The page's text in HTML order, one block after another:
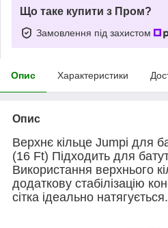
Що таке купити з Пром?
Замовлення під захистом
Опис Характеристики
Опис
Верхнє кільце Jumpi для
(16 Ft) Підходить для
Використання верхнього
додаткову стабілізацію
сітка ідеально натягується.